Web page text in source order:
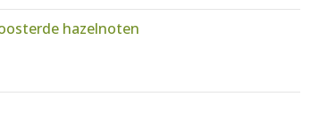
hazelnoten